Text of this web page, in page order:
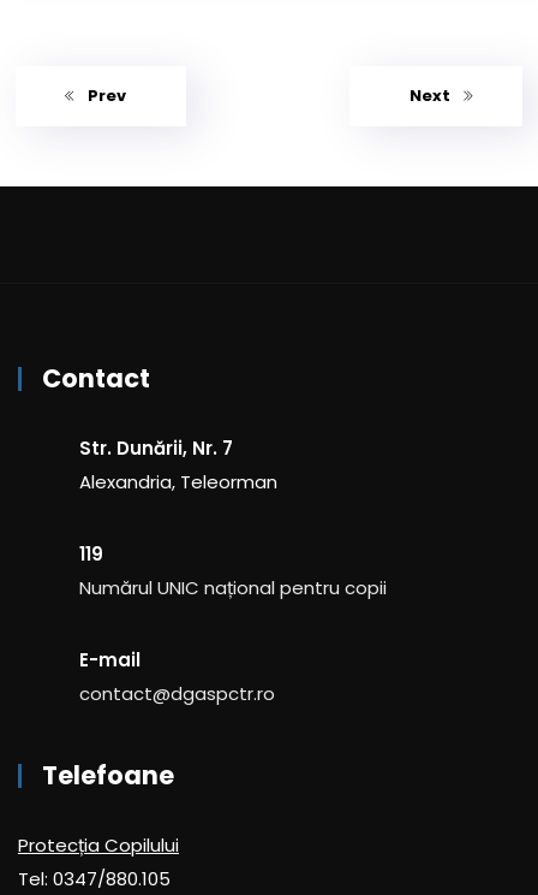
Prev Next
Contact
Str. Dunării, Nr. 7
Alexandria, Teleorman
119
Numărul UNIC național pentru copii
E-mail
contact@dgaspctr.ro
Telefoane
Protecția Copilului
Tel: 0347/880.105